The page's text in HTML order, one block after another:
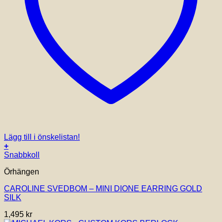
Lägg till i önskelistan!
+
Snabbkoll
Örhängen
CAROLINE SVEDBOM – MINI DIONE EARRING GOLD
SILK
1,495 kr